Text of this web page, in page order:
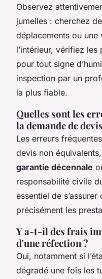
Observez
jumelles : cherchez
déplacements ou une
l’intérieur, vérifiez
pour tout signe
inspection par un
la plus fiable.
Quelles sont les
la demande de
Les erreurs
devis non
garantie décennale
responsabilité civile
essentiel de
précisément les
Y a-t-il des frais
d'une réfection ?
Oui, notamment si
dégradé une fois les